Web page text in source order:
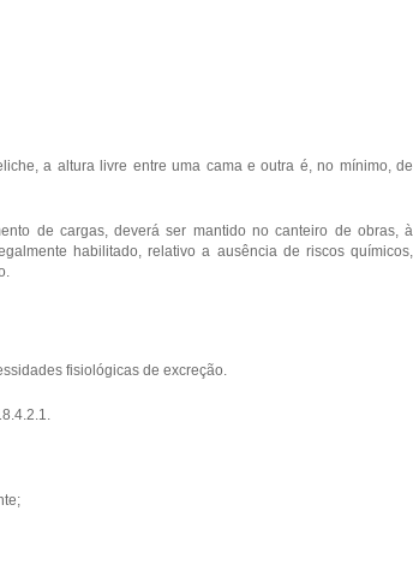
a altura livre entre uma cama e outra é, no mínimo, de
de cargas, deverá ser mantido no canteiro de obras, à
habilitado, relativo a ausência de riscos químicos,
fisiológicas de excreção.